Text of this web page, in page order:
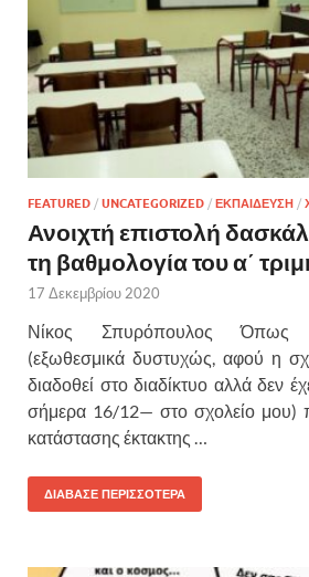
FEATURED / UNCATEGORIZED / ΕΚΠΑΙΔΕΥΣΗ /
Ανοιχτή επιστολή
τη βαθμολογία του α΄
17 Δεκεμβρίου 2020
Νίκος Σπυρόπουλος Όπως
(εξωθεσμικά δυστυχώς, αφού η
διαδοθεί στο διαδίκτυο αλλά δεν
σήμερα 16/12— στο σχολείο μου)
κατάστασης έκτακτης …
ΔΙΑΒΑΣΕ ΠΕΡΙΣΣΟΤΕΡΑ